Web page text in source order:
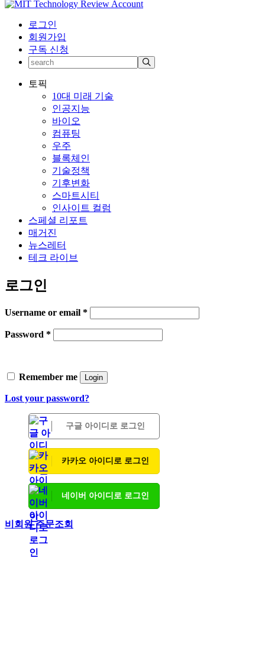
로그인
회원가입
구독 신청
토픽
10대 미래 기술
인공지능
바이오
컴퓨팅
우주
블록체인
기술정책
기후변화
스마트시티
인사이트 컬럼
스페셜 리포트
매거진
뉴스레터
테크 라이브
로그인
Username or email *
Password *
Remember me Login
Lost your password?
구글 아이디로 로그인
카카오 아이디로 로그인
네이버 아이디로 로그인
비회원 주문조회